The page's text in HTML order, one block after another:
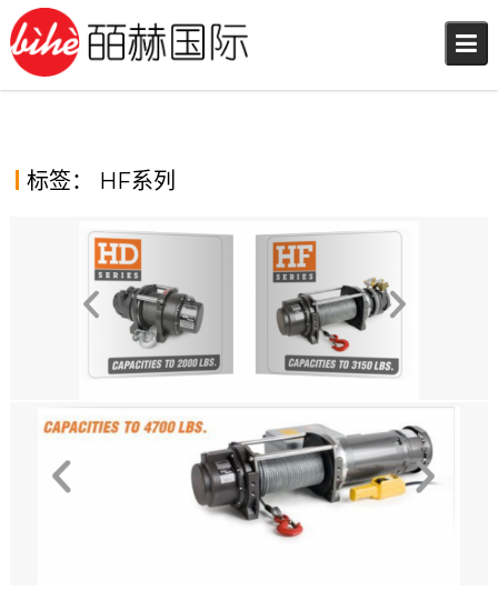
Skip
to
content
标签： HF系列
美国,ALLIED POWER,气动起重机,HD系列,HF系列,HG系列,HL系列,HS系列